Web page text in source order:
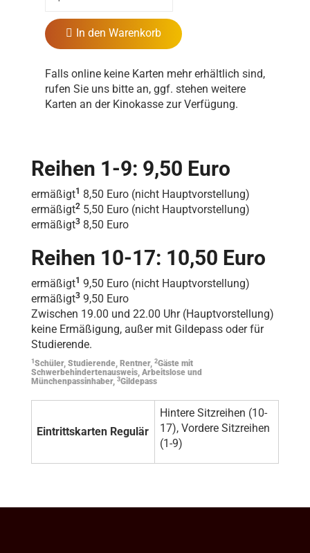
In den Warenkorb
Falls online keine Karten mehr erhältlich sind,
rufen Sie uns bitte an, ggf. stehen weitere
Karten an der Kinokasse zur Verfügung.
Reihen 1-9: 9,50 Euro
ermäßigt1 8,50 Euro (nicht Hauptvorstellung)
ermäßigt2 5,50 Euro (nicht Hauptvorstellung)
ermäßigt3 8,50 Euro
Reihen 10-17: 10,50 Euro
ermäßigt1 9,50 Euro (nicht Hauptvorstellung)
ermäßigt3 9,50 Euro
Zwischen 19.00 und 22.00 Uhr (Hauptvorstellung)
keine Ermäßigung, außer mit Gildepass oder für
Studierende.
1 Schüler, Studierende, Rentner, 2Gäste mit
Schwerbehindertenausweis, Arbeitslose und
Münchenpassinhaber, 3Gildepass
Eintrittskarten Regulär
Hintere Sitzreihen (10-
17), Vordere Sitzreihen
(1-9)